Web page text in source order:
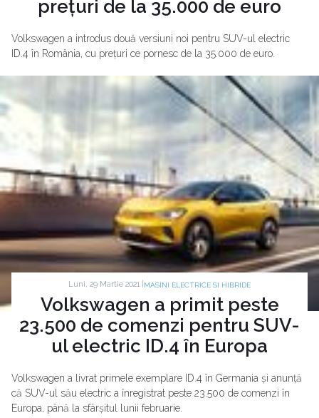
prețuri de la 35.000 de euro
Volkswagen a introdus două versiuni noi pentru SUV-ul electric
ID.4 în România, cu prețuri ce pornesc de la 35.000 de euro.
Luni, 29 Martie 2021 | MASINI ELECTRICE SI HIBRIDE
Volkswagen a primit peste
23.500 de comenzi pentru SUV-
ul electric ID.4 în Europa
Volkswagen a livrat primele exemplare ID.4 în Germania și anunță
că SUV-ul său electric a înregistrat peste 23.500 de comenzi în
Europa, până la sfârșitul lunii februarie.